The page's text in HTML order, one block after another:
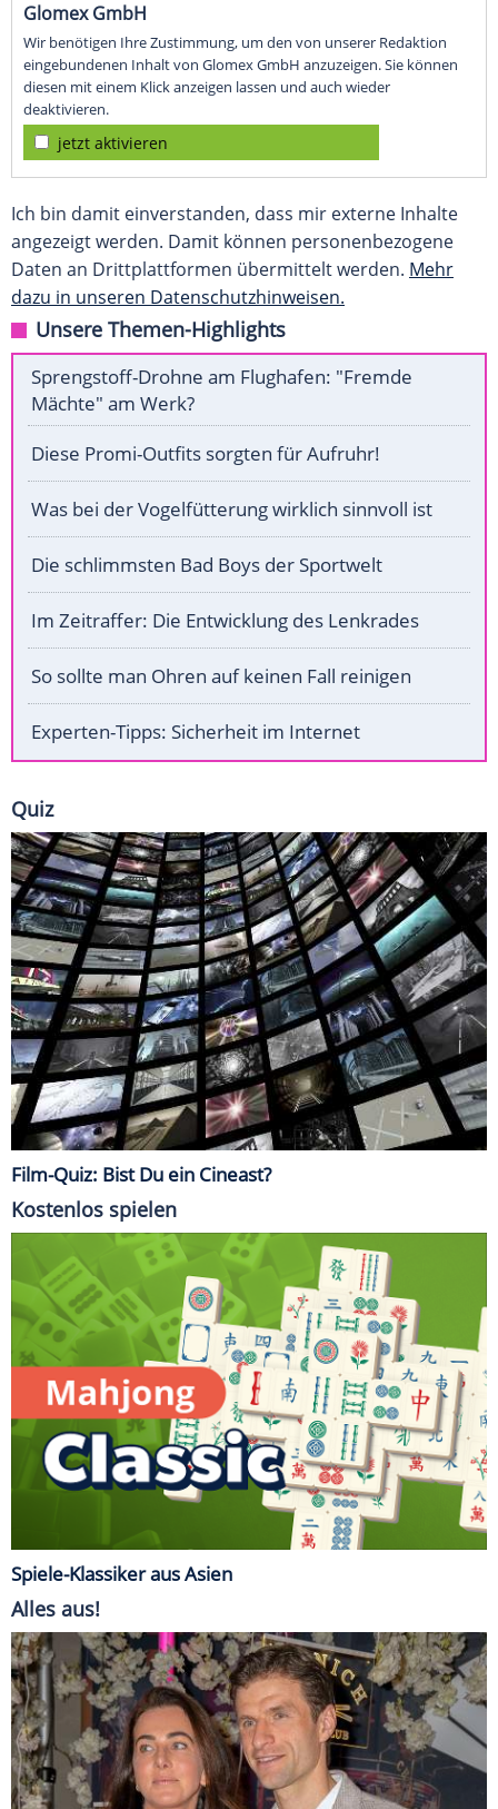
Glomex GmbH
Wir benötigen Ihre Zustimmung, um den von unserer Redaktion
eingebundenen Inhalt von Glomex GmbH anzuzeigen. Sie können
diesen mit einem Klick anzeigen lassen und auch wieder
deaktivieren.
jetzt aktivieren
Ich bin damit einverstanden, dass mir externe Inhalte
angezeigt werden. Damit können personenbezogene
Daten an Drittplattformen übermittelt werden. Mehr
dazu in unseren Datenschutzhinweisen.
Unsere Themen-Highlights
Sprengstoff-Drohne am Flughafen: "Fremde
Mächte" am Werk?
Diese Promi-Outfits sorgten für Aufruhr!
Was bei der Vogelfütterung wirklich sinnvoll ist
Die schlimmsten Bad Boys der Sportwelt
Im Zeitraffer: Die Entwicklung des Lenkrades
So sollte man Ohren auf keinen Fall reinigen
Experten-Tipps: Sicherheit im Internet
Quiz
Film-Quiz: Bist Du ein Cineast?
Kostenlos spielen
Spiele-Klassiker aus Asien
Alles aus!